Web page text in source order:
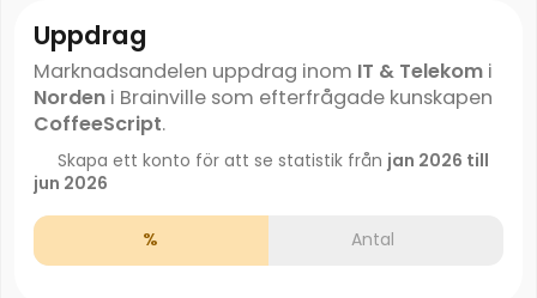
Uppdrag
Marknadsandelen uppdrag inom IT & Telekomi
Nordeni Brainville som efterfrågade kunskapen
CoffeeScript.
Skapa ett konto för att se statistik från jan 2026 till
jun 2026
% Antal